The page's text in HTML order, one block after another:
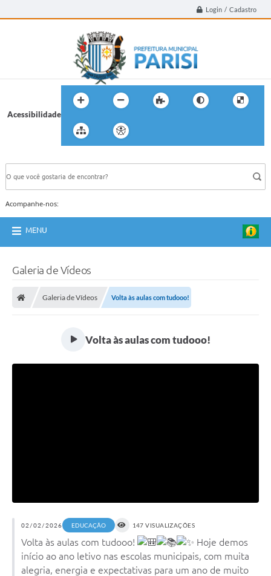
Login / Cadastro
Acessibilidade
Acompanhe-nos:
MENU
Galeria de Vídeos
Galeria de Vídeos Volta às aulas com tudooo!
Volta às aulas com tudooo!
02/02/2026 EDUCAÇÃO 147 VISUALIZAÇÕES
Volta às aulas com tudooo!
Hoje demos
início ao ano letivo nas escolas municipais, com muita
alegria, energia e expectativas para um ano de muito